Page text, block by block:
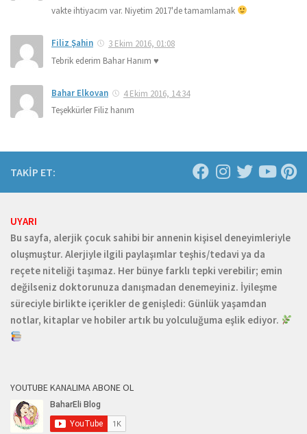
vakte ihtiyacım var. Niyetim 2017'de tamamlamak
Filiz Şahin
3 Ekim 2016, 01:08
Tebrik ederim Bahar Hanım ♥
Bahar Elkovan
4 Ekim 2016, 14:34
Teşekkürler Filiz hanım
TAKİP ET:
UYARI
Bu sayfa, alerjik çocuk sahibi bir annenin kişisel deneyimleriyle
oluşmuştur. Alerjiyle ilgili paylaşımlar teşhis/tedavi ya da
reçete niteliği taşımaz. Her bünye farklı tepki verebilir; emin
değilseniz doktorunuza danışmadan denemeyiniz. İyileşme
süreciyle birlikte içerikler de genişledi: Günlük yaşamdan
notlar, kitaplar ve hobiler artık bu yolculuğuma eşlik ediyor.
YOUTUBE KANALIMA ABONE OL